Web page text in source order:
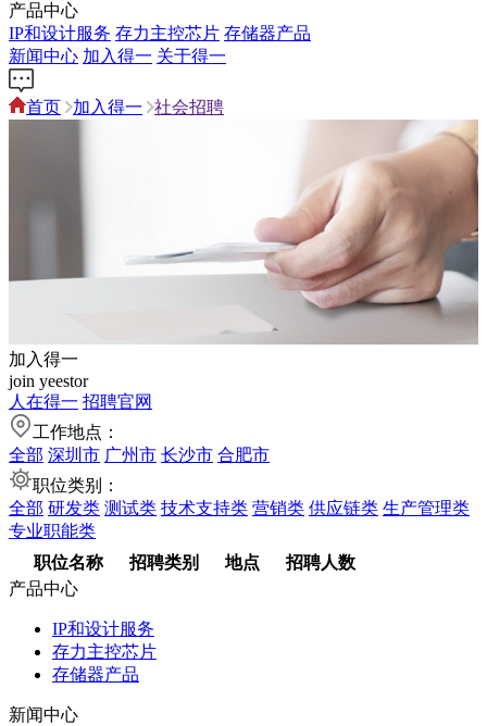
产品中心
IP和设计服务 存力主控芯片 存储器产品
新闻中心 加入得一 关于得一
首页 加入得一 社会招聘
加入得一
join yeestor
人在得一 招聘官网
工作地点：
全部 深圳市 广州市 长沙市 合肥市
职位类别：
全部 研发类 测试类 技术支持类 营销类 供应链类 生产管理类
专业职能类
职位名称
招聘类别 地点
招聘人数
产品中心
IP和设计服务
存力主控芯片
存储器产品
新闻中心